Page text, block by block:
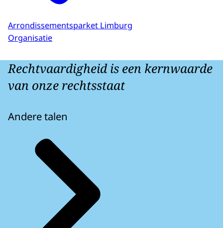
Arrondissementsparket Limburg
Organisatie
Rechtvaardigheid is een kernwaarde
van onze rechtsstaat
Andere talen